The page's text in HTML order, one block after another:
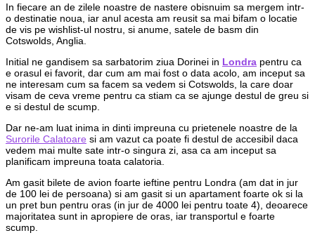
In fiecare an de zilele noastre de nastere obisnuim sa mergem intr-
o destinatie noua, iar anul acesta am reusit sa mai bifam o locatie
de vis pe wishlist-ul nostru, si anume, satele de basm din
Cotswolds, Anglia.
Initial ne gandisem sa sarbatorim ziua Dorinei in Londra pentru ca
e orasul ei favorit, dar cum am mai fost o data acolo, am inceput sa
ne interesam cum sa facem sa vedem si Cotswolds, la care doar
visam de ceva vreme pentru ca stiam ca se ajunge destul de greu si
e si destul de scump.
Dar ne-am luat inima in dinti impreuna cu prietenele noastre de la
Surorile Calatoare si am vazut ca poate fi destul de accesibil daca
vedem mai multe sate intr-o singura zi, asa ca am inceput sa
planificam impreuna toata calatoria.
Am gasit bilete de avion foarte ieftine pentru Londra (am dat in jur
de 100 lei de persoana) si am gasit si un apartament foarte ok si la
un pret bun pentru oras (in jur de 4000 lei pentru toate 4), deoarece
majoritatea sunt in apropiere de oras, iar transportul e foarte
scump.